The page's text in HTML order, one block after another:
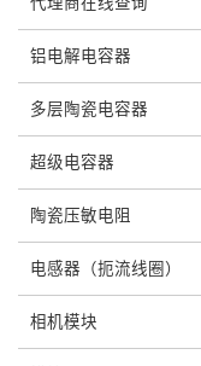
铝电解电容器
多层陶瓷电容器
超级电容器
陶瓷压敏电阻
电感器（扼流线圈）
相机模块